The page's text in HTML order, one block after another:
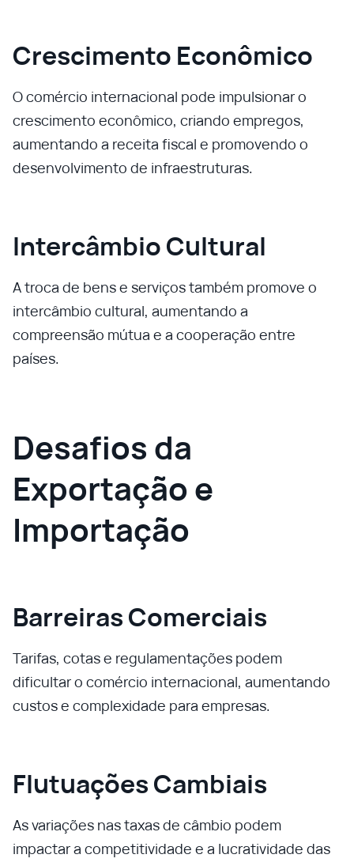
Crescimento Econômico
O comércio internacional pode impulsionar o
crescimento econômico, criando empregos,
aumentando a receita fiscal e promovendo o
desenvolvimento de infraestruturas.
Intercâmbio Cultural
A troca de bens e serviços também promove o
intercâmbio cultural, aumentando a
compreensão mútua e a cooperação entre
países.
Desafios da
Exportação e
Importação
Barreiras Comerciais
Tarifas, cotas e regulamentações podem
dificultar o comércio internacional, aumentando
custos e complexidade para empresas.
Flutuações Cambiais
As variações nas taxas de câmbio podem
impactar a competitividade e a lucratividade das